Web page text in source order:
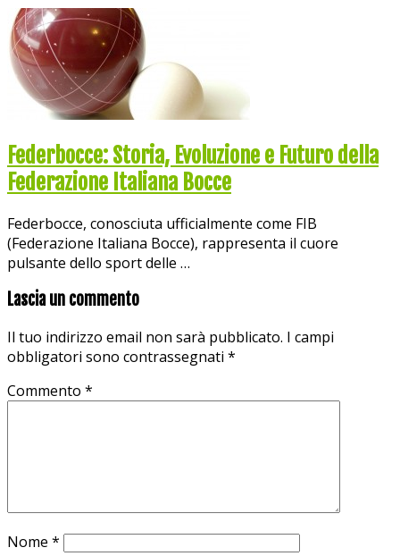
Federbocce: Storia, Evoluzione e Futuro della
Federazione Italiana Bocce
Federbocce, conosciuta ufficialmente come FIB
(Federazione Italiana Bocce), rappresenta il cuore
pulsante dello sport delle …
Lascia un commento
Il tuo indirizzo email non sarà pubblicato. I campi
obbligatori sono contrassegnati *
Commento *
Nome *